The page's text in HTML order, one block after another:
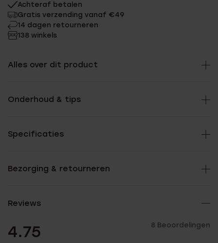
Achteraf betalen
Gratis verzending vanaf €49
14 dagen retourneren
138 winkels
Alles over dit product
Onderhoud & tips
Specificaties
Bezorging & retourneren
Reviews
4.75 8 Beoordelingen